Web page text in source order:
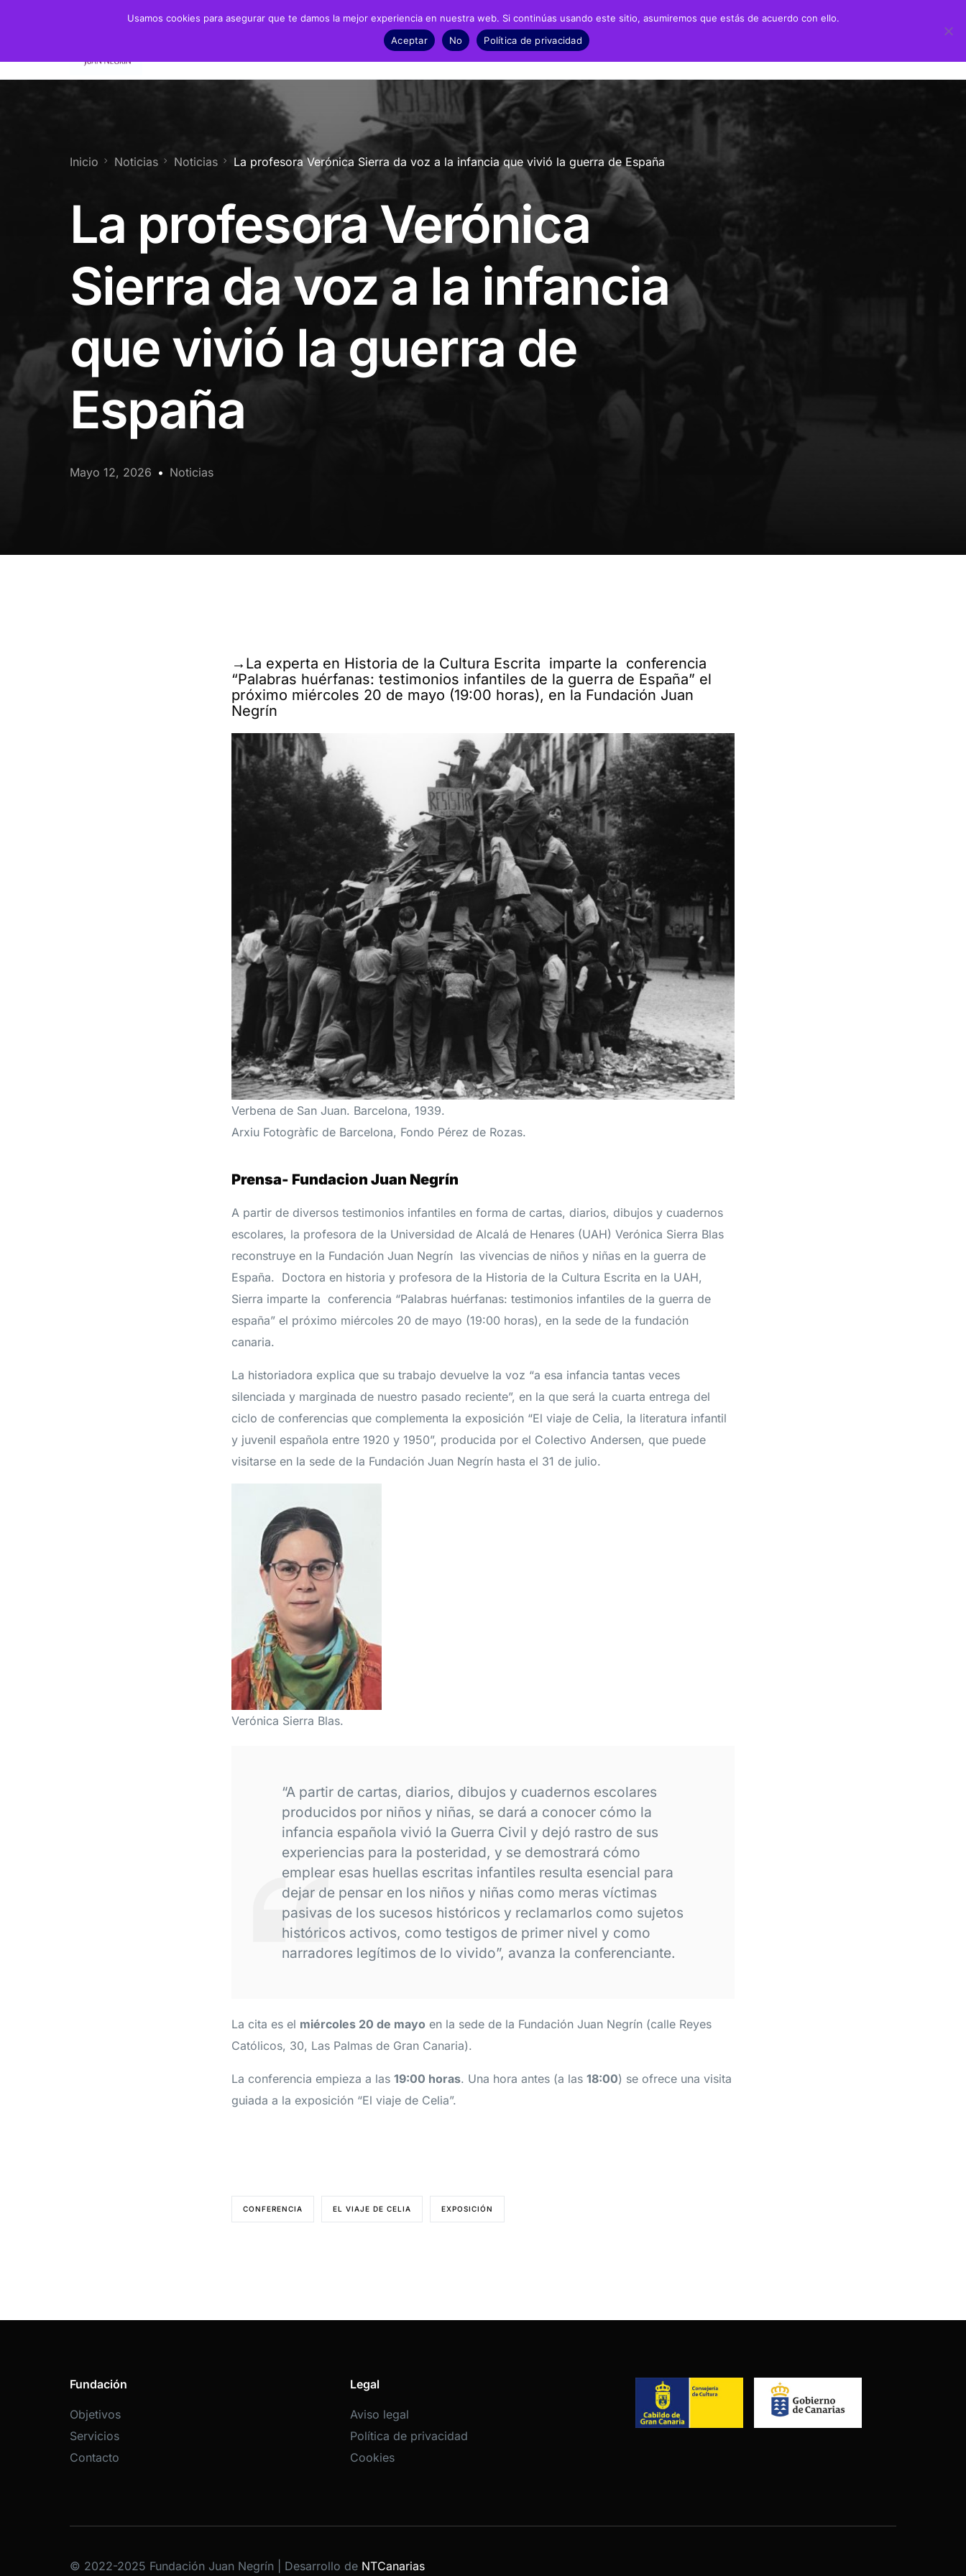
Presidenta de Honor
Patronato y Consejo
Objetivos
Servicios
Biografía
Cronobiografía
Bibliografía
Recursos
Archivos
Recursos Audiovisuales
Presencia en prensa
Dossieres de prensa
Fotonoticias
Noticias
Exposición Juan Negrín UN CANARIO EN LA HISTORIA
Infantil y Primaria
ESO y Bachillerato
Presentaciones alumnado prácticas ULPGC
Ayudas y subvenciones
Políticas y códigos éticos
Memorias
Inicio Noticias Noticias La profesora Verónica Sierra da voz a la infancia que vivió la guerra de España
La profesora Verónica
Sierra da voz a la infancia
que vivió la guerra de
España
Mayo 12, 2026 Noticias
→La experta en Historia de la Cultura Escrita imparte la conferencia
“Palabras huérfanas: testimonios infantiles de la guerra de España” el
próximo miércoles 20 de mayo (19:00 horas), en la Fundación Juan
Negrín
Verbena de San Juan. Barcelona, 1939.
Arxiu Fotogràfic de Barcelona, Fondo Pérez de Rozas.
Prensa- Fundacion Juan Negrín
A partir de diversos testimonios infantiles en forma de cartas, diarios, dibujos y cuadernos
escolares, la profesora de la Universidad de Alcalá de Henares (UAH) Verónica Sierra Blas
reconstruye en la Fundación Juan Negrín las vivencias de niños y niñas en la guerra de
España. Doctora en historia y profesora de la Historia de la Cultura Escrita en la UAH,
Sierra imparte la conferencia “Palabras huérfanas: testimonios infantiles de la guerra de
españa” el próximo miércoles 20 de mayo (19:00 horas), en la sede de la fundación
canaria.
La historiadora explica que su trabajo devuelve la voz “a esa infancia tantas veces
silenciada y marginada de nuestro pasado reciente”, en la que será la cuarta entrega del
ciclo de conferencias que complementa la exposición “El viaje de Celia, la literatura infantil
y juvenil española entre 1920 y 1950”, producida por el Colectivo Andersen, que puede
visitarse en la sede de la Fundación Juan Negrín hasta el 31 de julio.
Verónica Sierra Blas.
“A partir de cartas, diarios, dibujos y cuadernos escolares
producidos por niños y niñas, se dará a conocer cómo la
infancia española vivió la Guerra Civil y dejó rastro de sus
experiencias para la posteridad, y se demostrará cómo
emplear esas huellas escritas infantiles resulta esencial para
dejar de pensar en los niños y niñas como meras víctimas
pasivas de los sucesos históricos y reclamarlos como sujetos
históricos activos, como testigos de primer nivel y como
narradores legítimos de lo vivido”, avanza la conferenciante.
La cita es el miércoles 20 de mayo en la sede de la Fundación Juan Negrín (calle Reyes
Católicos, 30, Las Palmas de Gran Canaria).
La conferencia empieza a las 19:00 horas. Una hora antes (a las 18:00) se ofrece una visita
guiada a la exposición “El viaje de Celia”.
CONFERENCIA EL VIAJE DE CELIA EXPOSICIÓN
Fundación
Objetivos
Servicios
Contacto
Legal
Aviso legal
Política de privacidad
Cookies
© 2022-2025 Fundación Juan Negrín | Desarrollo de NTCanarias
Usamos cookies para asegurar que te damos la mejor experiencia en nuestra web. Si continúas usando este sitio, asumiremos que estás de acuerdo con ello.
Aceptar
No Política de privacidad